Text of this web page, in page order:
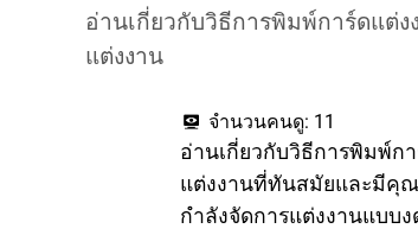
อ่านเกี่ยวกับวิธีการพิมพ์การ์ดแ
แต่งงาน
จำนวนคนดู: 11
อ่านเกี่ยวกับวิธีการพิมพ์ก
แต่งงานที่ทันสมัยและมีคุ
กำลังจัดการแต่งงานแบ